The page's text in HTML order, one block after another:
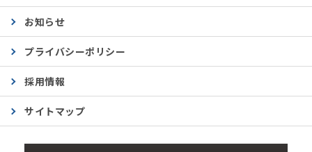
お知らせ
プライバシーポリシー
採用情報
サイトマップ